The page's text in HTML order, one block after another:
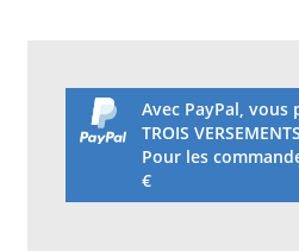
Avec PayPal, vous
TROIS
Pour les
€